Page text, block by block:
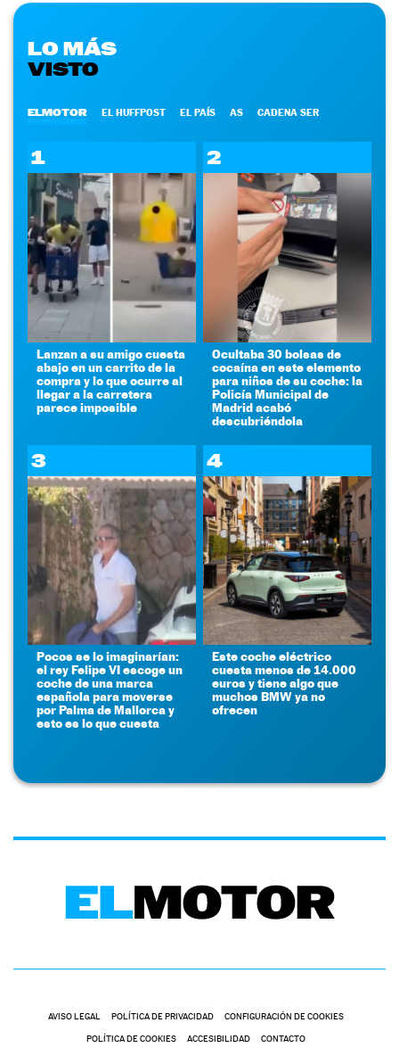
LO MÁS
VISTO
ELMOTOR EL HUFFPOST EL PAÍS AS CADENA SER
1
Lanzan a su amigo cuesta
abajo en un carrito de la
compra y lo que ocurre al
llegar a la carretera
parece imposible
2
Ocultaba 30 bolsas de
cocaína en este elemento
para niños de su coche: la
Policía Municipal de
Madrid acabó
descubriéndola
3
Pocos se lo imaginarían:
el rey Felipe VI escoge un
coche de una marca
española para moverse
por Palma de Mallorca y
esto es lo que cuesta
4
Este coche eléctrico
cuesta menos de 14.000
euros y tiene algo que
muchos BMW ya no
ofrecen
AVISO LEGAL POLÍTICA DE PRIVACIDAD CONFIGURACIÓN DE COOKIES
POLÍTICA DE COOKIES ACCESIBILIDAD CONTACTO